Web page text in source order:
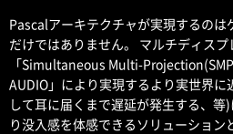
Pascalアーキテクチャが実現するのは
だけではありません。 マルチディス
「Simultaneous Multi-
AUDIO」により実現するより実世界
して耳に届くまで遅延が発生する、等
り没入感を体感できるソリューション